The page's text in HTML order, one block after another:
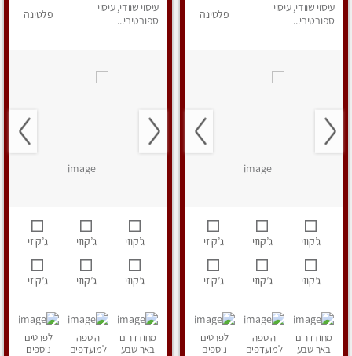
עיסוי שוודי, עיסוי
ספורטיבי...
פלטינה
ג’קוזי ג’קוזי ג’קוזי
ג’קוזי ג’קוזי ג’קוזי
מחוז דרום
באר שבע
הוספה
למועדפים
לפרטים
נוספים
עיסוי שוודי, עיסוי
ספורטיבי...
פלטינה
ג’קוזי ג’קוזי ג’קוזי
ג’קוזי ג’קוזי ג’קוזי
מחוז דרום
באר שבע
הוספה
למועדפים
לפרטים
נוספים